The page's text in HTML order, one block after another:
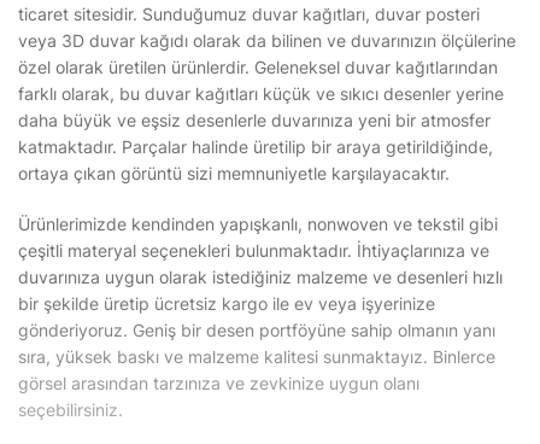
ticaret sitesidir. Sunduğumuz duvar kağıtları, duvar posteri
veya 3D duvar kağıdı olarak da bilinen ve duvarınızın ölçülerine
özel olarak üretilen ürünlerdir. Geleneksel duvar kağıtlarından
farklı olarak, bu duvar kağıtları küçük ve sıkıcı desenler yerine
daha büyük ve eşsiz desenlerle duvarınıza yeni bir atmosfer
katmaktadır. Parçalar halinde üretilip bir araya getirildiğinde,
ortaya çıkan görüntü sizi memnuniyetle karşılayacaktır.
Ürünlerimizde kendinden yapışkanlı, nonwoven ve tekstil gibi
çeşitli materyal seçenekleri bulunmaktadır. İhtiyaçlarınıza ve
duvarınıza uygun olarak istediğiniz malzeme ve desenleri hızlı
bir şekilde üretip ücretsiz kargo ile ev veya işyerinize
gönderiyoruz. Geniş bir desen portföyüne sahip olmanın yanı
sıra, yüksek baskı ve malzeme kalitesi sunmaktayız. Binlerce
görsel arasından tarzınıza ve zevkinize uygun olanı
seçebilirsiniz.